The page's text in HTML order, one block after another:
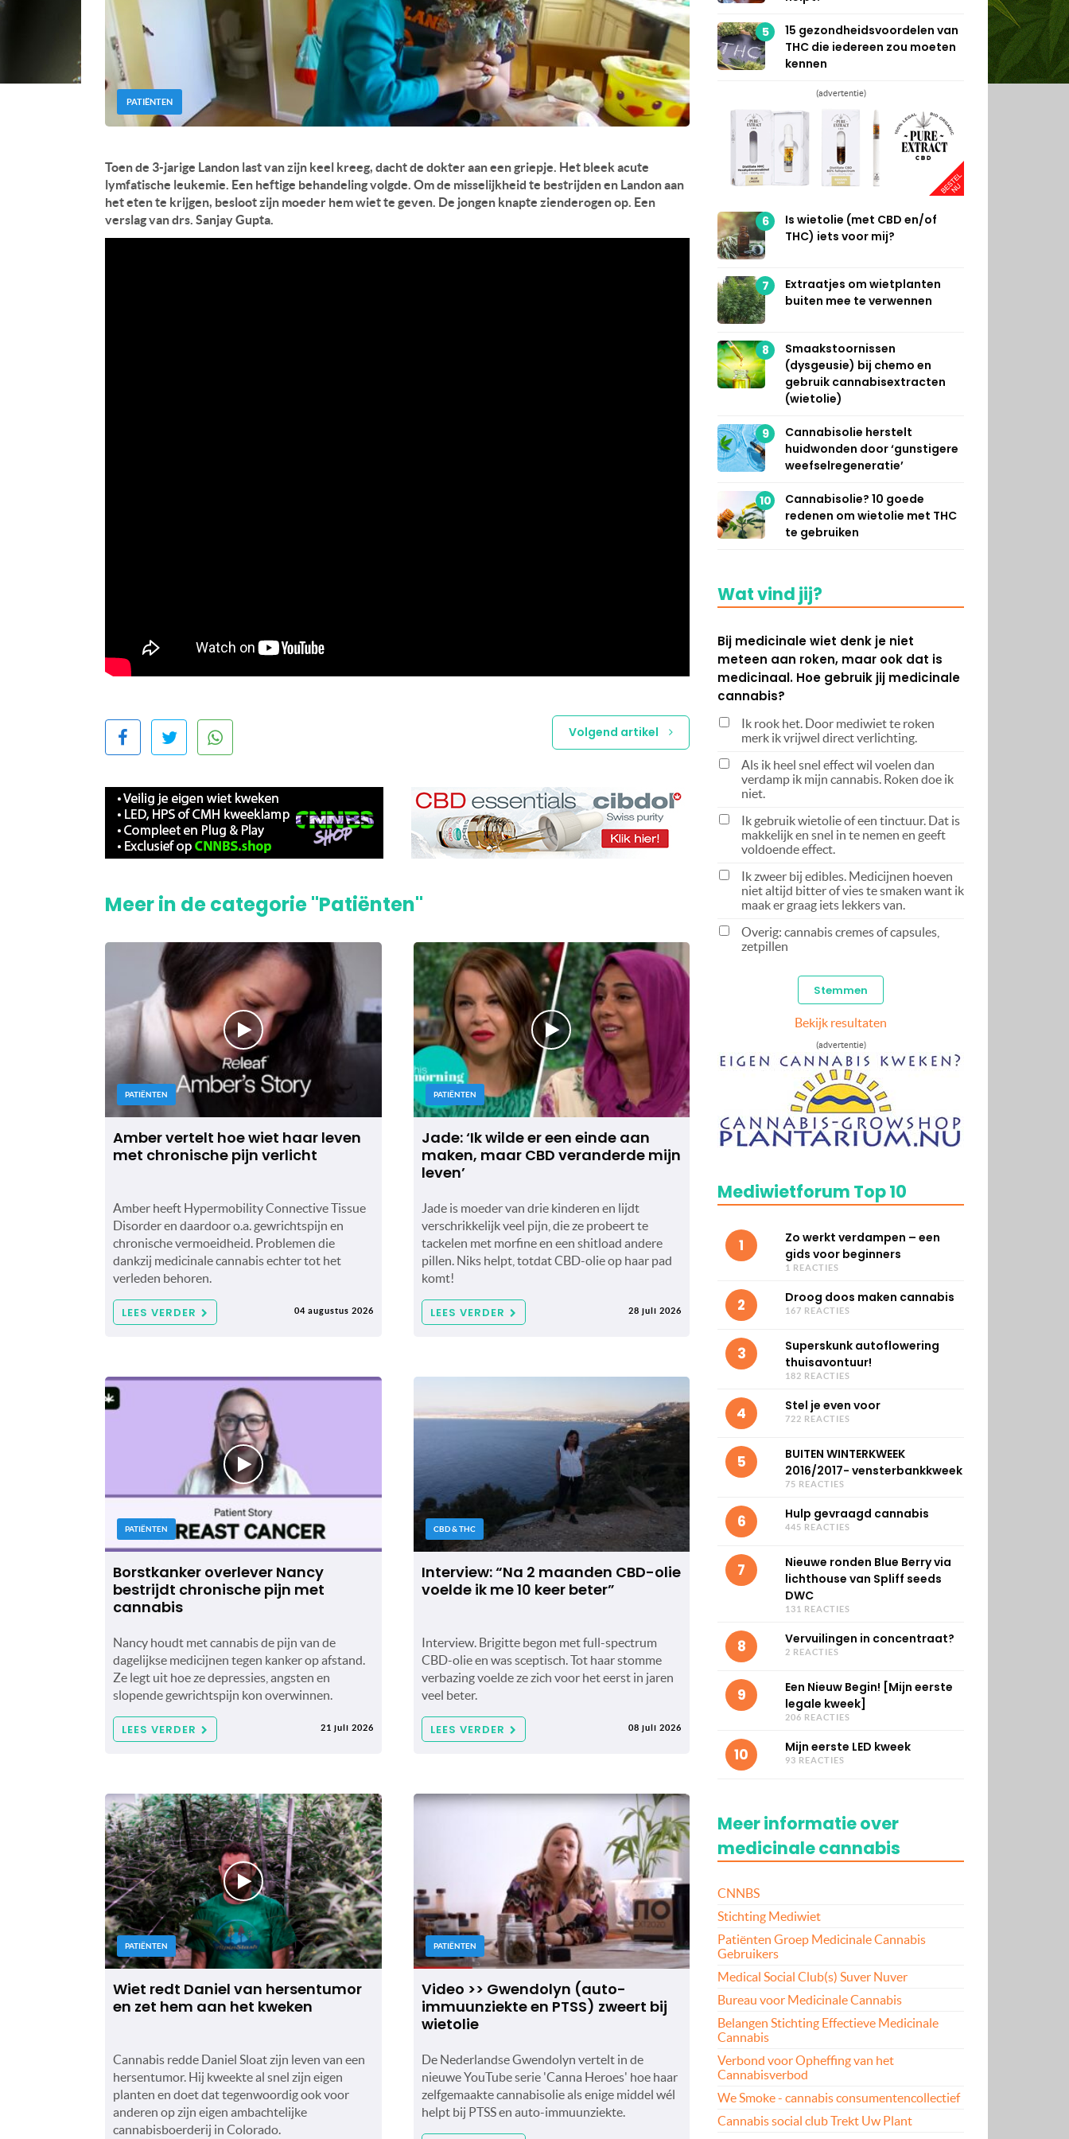
PATIËNTEN
Toen de 3-jarige Landon last van zijn keel kreeg, dacht de dokter aan een griepje. Het bleek acute
lymfatische leukemie. Een heftige behandeling volgde. Om de misselijkheid te bestrijden en Landon aan
het eten te krijgen, besloot zijn moeder hem wiet te geven. De jongen knapte zienderogen op. Een
verslag van drs. Sanjay Gupta.
Volgend artikel
Meer in de categorie "Patiënten"
PATIËNTEN
Amber vertelt hoe wiet haar leven
met chronische pijn verlicht
Amber heeft Hypermobility Connective Tissue
Disorder en daardoor o.a. gewrichtspijn en
chronische vermoeidheid. Problemen die
dankzij medicinale cannabis echter tot het
verleden behoren.
LEES VERDER 04 augustus 2026
PATIËNTEN
Jade: ‘Ik wilde er een einde aan
maken, maar CBD veranderde mijn
leven’
Jade is moeder van drie kinderen en lijdt
verschrikkelijk veel pijn, die ze probeert te
tackelen met morfine en een shitload andere
pillen. Niks helpt, totdat CBD-olie op haar pad
komt!
LEES VERDER 28 juli 2026
PATIËNTEN
Borstkanker overlever Nancy
bestrijdt chronische pijn met
cannabis
Nancy houdt met cannabis de pijn van de
dagelijkse medicijnen tegen kanker op afstand.
Ze legt uit hoe ze depressies, angsten en
slopende gewrichtspijn kon overwinnen.
LEES VERDER 21 juli 2026
CBD & THC
Interview: “Na 2 maanden CBD-olie
voelde ik me 10 keer beter”
Interview. Brigitte begon met full-spectrum
CBD-olie en was sceptisch. Tot haar stomme
verbazing voelde ze zich voor het eerst in jaren
veel beter.
LEES VERDER 08 juli 2026
PATIËNTEN
Wiet redt Daniel van hersentumor
en zet hem aan het kweken
Cannabis redde Daniel Sloat zijn leven van een
hersentumor. Hij kweekte al snel zijn eigen
planten en doet dat tegenwoordig ook voor
anderen op zijn eigen ambachtelijke
cannabisboerderij in Colorado.
PATIËNTEN
Video >> Gwendolyn (auto-
immuunziekte en PTSS) zweert bij
wietolie
De Nederlandse Gwendolyn vertelt in de
nieuwe YouTube serie 'Canna Heroes' hoe haar
zelfgemaakte cannabisolie als enige middel wél
helpt bij PTSS en auto-immuunziekte.
5
15 gezondheidsvoordelen van
THC die iedereen zou moeten
kennen
(advertentie)
6
Is wietolie (met CBD en/of
THC) iets voor mij?
7
Extraatjes om wietplanten
buiten mee te verwennen
8
Smaakstoornissen
(dysgeusie) bij chemo en
gebruik cannabisextracten
(wietolie)
9
Cannabisolie herstelt
huidwonden door ‘gunstigere
weefselregeneratie’
10
Cannabisolie? 10 goede
redenen om wietolie met THC
te gebruiken
Wat vind jij?
Bij medicinale wiet denk je niet
meteen aan roken, maar ook dat is
medicinaal. Hoe gebruik jij medicinale
cannabis?
Ik rook het. Door mediwiet te roken
merk ik vrijwel direct verlichting.
Als ik heel snel effect wil voelen dan
verdamp ik mijn cannabis. Roken doe ik
niet.
Ik gebruik wietolie of een tinctuur. Dat is
makkelijk en snel in te nemen en geeft
voldoende effect.
Ik zweer bij edibles. Medicijnen hoeven
niet altijd bitter of vies te smaken want ik
maak er graag iets lekkers van.
Overig: cannabis cremes of capsules,
zetpillen
Bekijk resultaten
(advertentie)
Mediwietforum Top 10
1
Zo werkt verdampen – een
gids voor beginners
1 REACTIES
2 Droog doos maken cannabis
167 REACTIES
3
Superskunk autoflowering
thuisavontuur!
182 REACTIES
4 Stel je even voor
722 REACTIES
5
BUITEN WINTERKWEEK
2016/2017- vensterbankkweek
75 REACTIES
6 Hulp gevraagd cannabis
445 REACTIES
7
Nieuwe ronden Blue Berry via
lichthouse van Spliff seeds
DWC
131 REACTIES
8 Vervuilingen in concentraat?
2 REACTIES
9
Een Nieuw Begin! [Mijn eerste
legale kweek]
206 REACTIES
10 Mijn eerste LED kweek
93 REACTIES
Meer informatie over
medicinale cannabis
CNNBS
Stichting Mediwiet
Patiënten Groep Medicinale Cannabis
Gebruikers
Medical Social Club(s) Suver Nuver
Bureau voor Medicinale Cannabis
Belangen Stichting Effectieve Medicinale
Cannabis
Verbond voor Opheffing van het
Cannabisverbod
We Smoke - cannabis consumentencollectief
Cannabis social club Trekt Uw Plant